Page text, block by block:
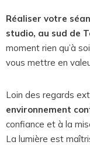
Réaliser votre
studio, au sud de
moment rien qu’à
vous mettre en
Loin des regards
environnement
confiance et à la
La lumière est